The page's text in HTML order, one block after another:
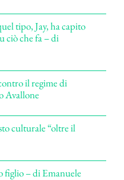
tipo, Jay, ha capito
ciò che fa – di
il regime di
Avallone
culturale “oltre il
figlio – di Emanuele